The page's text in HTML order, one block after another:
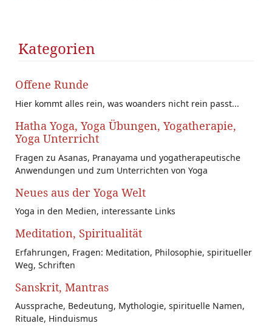
Kategorien
Offene Runde
Hier kommt alles rein, was woanders nicht rein passt...
Hatha Yoga, Yoga Übungen, Yogatherapie,
Yoga Unterricht
Fragen zu Asanas, Pranayama und yogatherapeutische
Anwendungen und zum Unterrichten von Yoga
Neues aus der Yoga Welt
Yoga in den Medien, interessante Links
Meditation, Spiritualität
Erfahrungen, Fragen: Meditation, Philosophie, spiritueller
Weg, Schriften
Sanskrit, Mantras
Aussprache, Bedeutung, Mythologie, spirituelle Namen,
Rituale, Hinduismus